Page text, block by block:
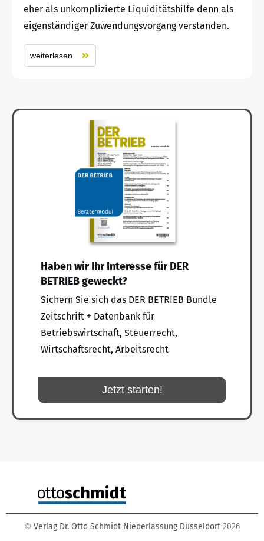
eher als unkomplizierte Liquiditätshilfe denn als
eigenständiger Zuwendungsvorgang verstanden.
weiterlesen
Haben wir Ihr Interesse für DER
BETRIEB geweckt?
Sichern Sie sich das DER BETRIEB Bundle
Zeitschrift + Datenbank für
Betriebswirtschaft, Steuerrecht,
Wirtschaftsrecht, Arbeitsrecht
Jetzt starten!
© Verlag Dr. Otto Schmidt Niederlassung Düsseldorf 2026